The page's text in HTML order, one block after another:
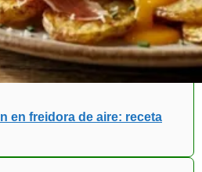
en freidora de aire: receta